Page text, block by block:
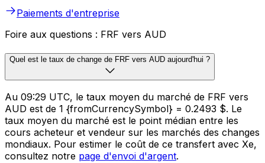
Paiements d'entreprise
Foire aux questions : FRF vers AUD
Quel est le taux de change de FRF vers AUD aujourd'hui ?
Au 09:29 UTC, le taux moyen du marché de FRF vers
AUD est de 1 {fromCurrencySymbol} = 0.2493 $. Le
taux moyen du marché est le point médian entre les
cours acheteur et vendeur sur les marchés des changes
mondiaux. Pour estimer le coût de ce transfert avec Xe,
consultez notre page d'envoi d'argent.